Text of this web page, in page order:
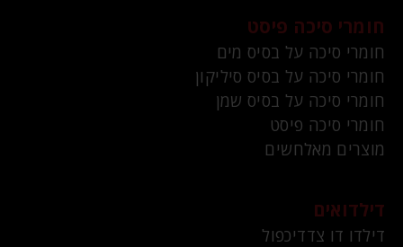
חומרי סיכה פיסט
חומרי סיכה על בסיס מים
חומרי סיכה על בסיס סיליקון
חומרי סיכה על בסיס שמן
חומרי סיכה פיסט
מוצרים מאלחשים
דילדואים
דילדו דו צדדיכפול